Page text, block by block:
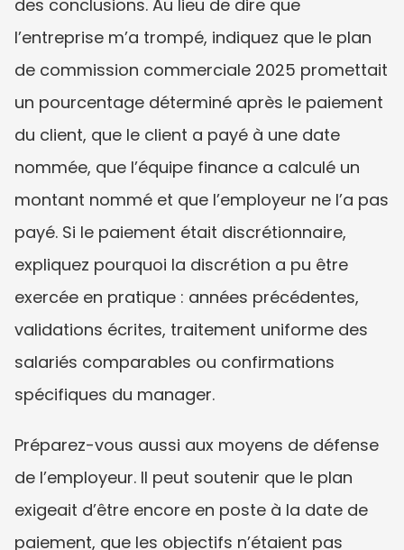
des conclusions. Au lieu de dire que
l’entreprise m’a trompé, indiquez que le plan
de commission commerciale 2025 promettait
un pourcentage déterminé après le paiement
du client, que le client a payé à une date
nommée, que l’équipe finance a calculé un
montant nommé et que l’employeur ne l’a pas
payé. Si le paiement était discrétionnaire,
expliquez pourquoi la discrétion a pu être
exercée en pratique : années précédentes,
validations écrites, traitement uniforme des
salariés comparables ou confirmations
spécifiques du manager.
Préparez-vous aussi aux moyens de défense
de l’employeur. Il peut soutenir que le plan
exigeait d’être encore en poste à la date de
paiement, que les objectifs n’étaient pas